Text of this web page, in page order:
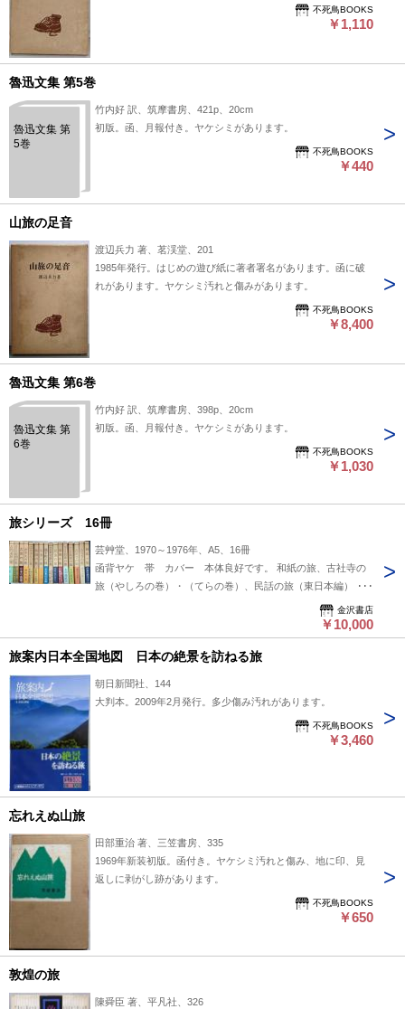
不死鳥BOOKS
￥1,110
魯迅文集 第5巻
魯迅文集 第
5巻
竹内好 訳、筑摩書房、421p、20cm
初版。函、月報付き。ヤケシミがあります。
不死鳥BOOKS
￥440
山旅の足音
渡辺兵力 著、茗渓堂、201
1985年発行。はじめの遊び紙に著者署名があります。函に破
れがあります。ヤケシミ汚れと傷みがあります。
不死鳥BOOKS
￥8,400
魯迅文集 第6巻
魯迅文集 第
6巻
竹内好 訳、筑摩書房、398p、20cm
初版。函、月報付き。ヤケシミがあります。
不死鳥BOOKS
￥1,030
旅シリーズ 16冊
芸艸堂、1970～1976年、A5、16冊
函背ヤケ 帯 カバー 本体良好です。 和紙の旅、古社寺の
旅（やしろの巻）・（てらの巻）、民話の旅（東日本編）・
（西日本編）、染織の旅、民窯の旅、木曽路文献の旅、城下町
の旅、仏像の旅、庭園の旅、中国・台湾やきものの旅、ガラス
の旅、古窯の旅、近代日本絵画の旅、古代遺跡の旅
金沢書店
￥10,000
旅案内日本全国地図 日本の絶景を訪ねる旅
朝日新聞社、144
大判本。2009年2月発行。多少傷み汚れがあります。
不死鳥BOOKS
￥3,460
忘れえぬ山旅
田部重治 著、三笠書房、335
1969年新装初版。函付き。ヤケシミ汚れと傷み、地に印、見
返しに剥がし跡があります。
不死鳥BOOKS
￥650
敦煌の旅
陳舜臣 著、平凡社、326